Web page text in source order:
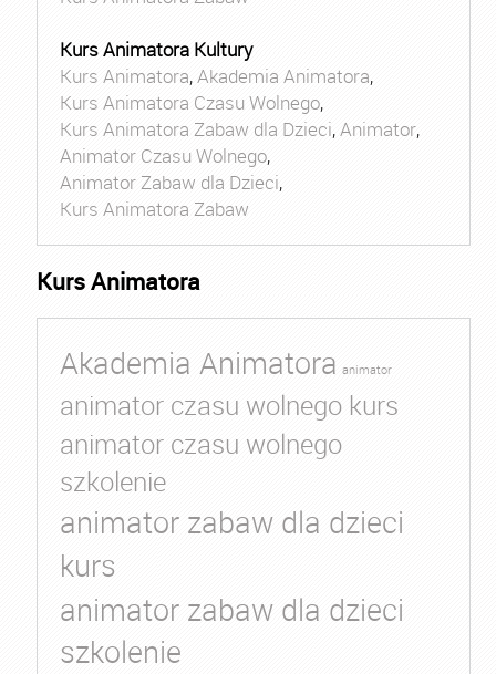
Kurs Animatora Kultury
Kurs Animatora,Akademia Animatora,
Kurs Animatora Czasu Wolnego,
Kurs Animatora Zabaw dla Dzieci,Animator,
Animator Czasu Wolnego,
Animator Zabaw dla Dzieci,
Kurs Animatora Zabaw
Kurs Animatora
Akademia Animatora animator
animator czasu wolnego kurs
animator czasu wolnego
szkolenie
animator zabaw dla dzieci
kurs
animator zabaw dla dzieci
szkolenie